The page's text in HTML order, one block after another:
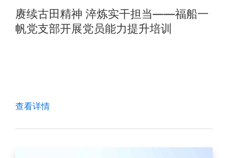
赓续古田精神 淬炼实干担当——福船一
帆党支部开展党员能力提升培训
查看详情